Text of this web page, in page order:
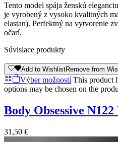
Tento model spája ženskú
je vyrobený z vysoko kvalitných
elastan). Perfektný na vytvorenie
očarí.
Súvisiace produkty
Add to WishlistRemove from
Výber možností This product
options may be chosen on the
Body Obsessive
31,50 €